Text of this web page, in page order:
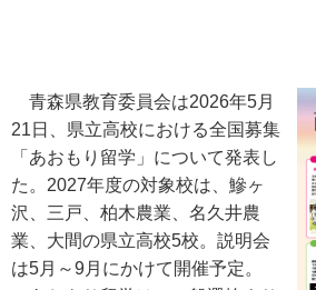
青森県教育委員会は2026年5月
21日、県立高校における全国募集
「あおもり留学」について発表し
た。2027年度の対象校は、鰺ヶ
沢、三戸、柏木農業、名久井農
業、大間の県立高校5校。説明会
は5月～9月にかけて開催予定。